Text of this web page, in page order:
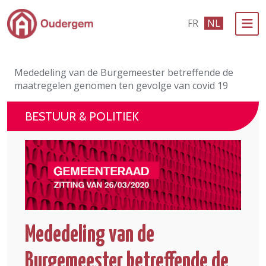
Ga naar de hoofdinhoud FR NL
Evenementen & Verenigingen
eLoket
Leven in Oudergem
In 1 klik
Mededeling van de Burgemeester betreffende de
maatregelen genomen ten gevolge van covid 19
BESTUUR & POLITIEK
Mededeling van de